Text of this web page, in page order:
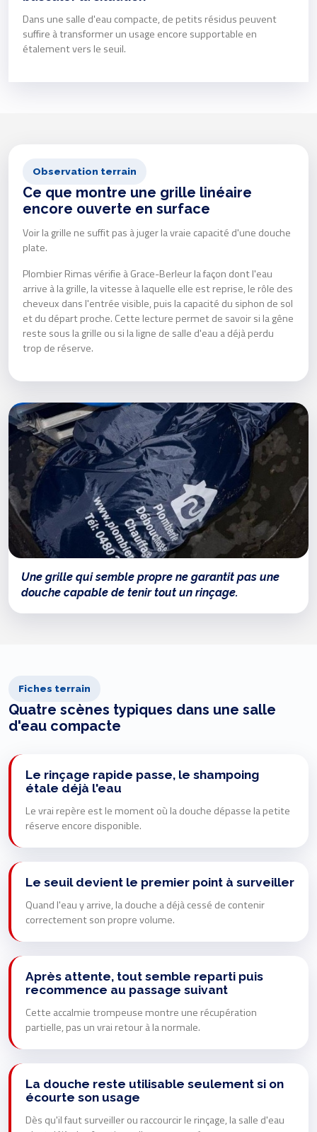
Dans une salle d'eau compacte, de petits résidus peuvent
suffire à transformer un usage encore supportable en
étalement vers le seuil.
Observation terrain
Ce que montre une grille linéaire
encore ouverte en surface
Voir la grille ne suffit pas à juger la vraie capacité d'une douche
plate.
Plombier Rimas vérifie à Grace-Berleur la façon dont l'eau
arrive à la grille, la vitesse à laquelle elle est reprise, le rôle des
cheveux dans l'entrée visible, puis la capacité du siphon de sol
et du départ proche. Cette lecture permet de savoir si la gêne
reste sous la grille ou si la ligne de salle d'eau a déjà perdu
trop de réserve.
Une grille qui semble propre ne garantit pas une
douche capable de tenir tout un rinçage.
Fiches terrain
Quatre scènes typiques dans une salle
d'eau compacte
Le rinçage rapide passe, le shampoing
étale déjà l'eau
Le vrai repère est le moment où la douche dépasse la petite
réserve encore disponible.
Le seuil devient le premier point à surveiller
Quand l'eau y arrive, la douche a déjà cessé de contenir
correctement son propre volume.
Après attente, tout semble reparti puis
recommence au passage suivant
Cette accalmie trompeuse montre une récupération
partielle, pas un vrai retour à la normale.
La douche reste utilisable seulement si on
écourte son usage
Dès qu'il faut surveiller ou raccourcir le rinçage, la salle d'eau